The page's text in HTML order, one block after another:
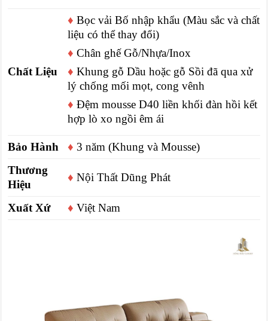
Chất Liệu
♦ Bọc vải Bố nhập khẩu (Màu sắc và chất
liệu có thể thay đổi)
♦ Chân ghế Gỗ/Nhựa/Inox
♦ Khung gỗ Dầu hoặc gỗ Sồi đã qua xử
lý chống mối mọt, cong vênh
♦ Đệm mousse D40 liền khối đàn hồi kết
hợp lò xo ngồi êm ái
Bảo Hành ♦ 3 năm (Khung và Mousse)
Thương
Hiệu
♦ Nội Thất Dũng Phát
Xuất Xứ ♦ Việt Nam